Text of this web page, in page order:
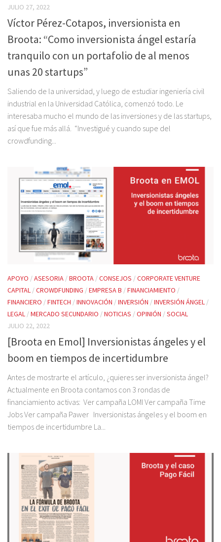
JULIO 27, 2022
Víctor Pérez-Cotapos, inversionista en
Broota: “Como inversionista ángel estaría
tranquilo con un portafolio de al menos
unas 20 startups”
Saliendo de la universidad, y luego de estudiar ingeniería civil
industrial en la Universidad Católica, comenzó todo. Le
interesaba mucho el mundo de las inversiones y de las startups,
así que fue más allá. “Investigué y cuando supe del
crowdfunding...
APOYO /ASESORIA /BROOTA /CONSEJOS /CORPORATE VENTURE
CAPITAL /CROWDFUNDING /EMPRESA B /FINANCIAMIENTO /
FINANCIERO /FINTECH /INNOVACIÓN /INVERSIÓN /INVERSIÓN ÁNGEL /
LEGAL /MERCADO SECUNDARIO /NOTICIAS /OPINIÓN /SOCIAL
JULIO 22, 2022
[Broota en Emol] Inversionistas ángeles y el
boom en tiempos de incertidumbre
Antes de mostrarte el artículo, ¿quieres ser inversionista ángel?
Actualmente en Broota contamos con 3 rondas de
financiamiento activas: Ver campaña LOMI Ver campaña Time
Jobs Ver campaña Pawer Inversionistas ángeles y el boom en
tiempos de incertidumbre La...